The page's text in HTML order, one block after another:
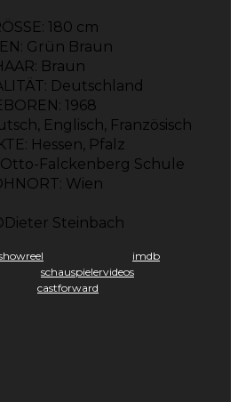
180 cm
Grün Braun
Braun
Deutschland
1968
Englisch, Französisch
Hessen, Pfalz
Otto-Falckenberg Schule
Wien
Steinbach
imdb
schauspielervideos
castforward